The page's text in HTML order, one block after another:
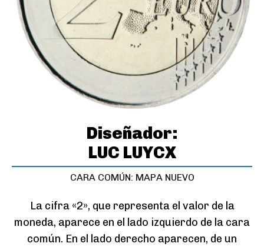
Diseñador:
LUC LUYCX
CARA COMÚN: MAPA NUEVO
La cifra «2», que representa el valor de la
moneda, aparece en el lado izquierdo de la cara
común. En el lado derecho aparecen, de un